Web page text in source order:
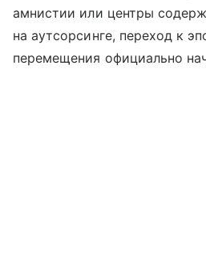
амнистии или центры
на аутсорсинге, переход к
перемещения официально